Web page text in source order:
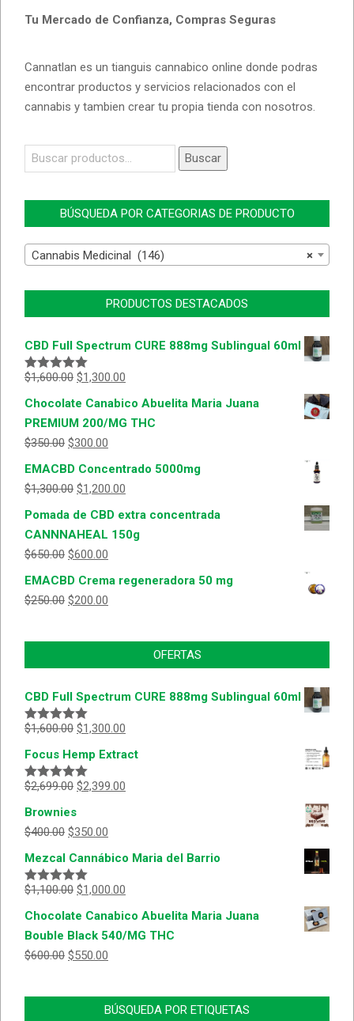
Tu Mercado de Confianza, Compras Seguras
Cannatlan es un tianguis cannabico online donde podras
encontrar productos y servicios relacionados con el
cannabis y tambien crear tu propia tienda con nosotros.
Buscar
por:
Buscar
BÚSQUEDA POR CATEGORIAS DE PRODUCTO
×
Cannabis Medicinal (146)
PRODUCTOS DESTACADOS
CBD Full Spectrum CURE 888mg Sublingual 60ml
Valorado
5
$1,600.00 $1,300.00
Chocolate Canabico Abuelita Maria Juana
PREMIUM 200/MG THC
$350.00 $300.00
EMACBD Concentrado 5000mg
$1,300.00 $1,200.00
Pomada de CBD extra concentrada
CANNNAHEAL 150g
$650.00 $600.00
EMACBD Crema regeneradora 50 mg
$250.00 $200.00
OFERTAS
CBD Full Spectrum CURE 888mg Sublingual 60ml
Valorado
5
$1,600.00 $1,300.00
Focus Hemp Extract
Valorado
5
$2,699.00 $2,399.00
Brownies
$400.00 $350.00
Mezcal Cannábico Maria del Barrio
Valorado
5
$1,100.00 $1,000.00
Chocolate Canabico Abuelita Maria Juana
Bouble Black 540/MG THC
$600.00 $550.00
BÚSQUEDA POR ETIQUETAS